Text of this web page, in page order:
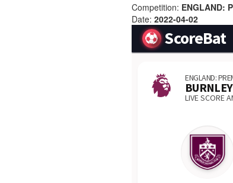
Competition: ENGLAND:
Date: 2022-04-02